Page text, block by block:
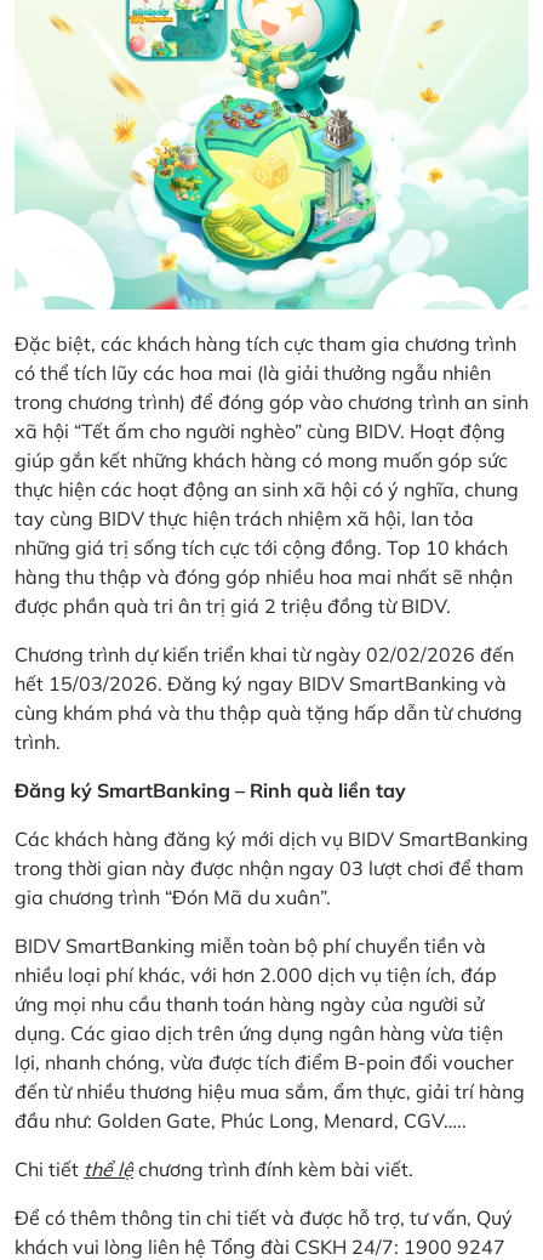
Đặc biệt, các khách hàng tích cực tham gia chương trình
có thể tích lũy các hoa mai (là giải thưởng ngẫu nhiên
trong chương trình) để đóng góp vào chương trình an sinh
xã hội “Tết ấm cho người nghèo” cùng BIDV. Hoạt động
giúp gắn kết những khách hàng có mong muốn góp sức
thực hiện các hoạt động an sinh xã hội có ý nghĩa, chung
tay cùng BIDV thực hiện trách nhiệm xã hội, lan tỏa
những giá trị sống tích cực tới cộng đồng. Top 10 khách
hàng thu thập và đóng góp nhiều hoa mai nhất sẽ nhận
được phần quà tri ân trị giá 2 triệu đồng từ BIDV.
Chương trình dự kiến triển khai từ ngày 02/02/2026 đến
hết 15/03/2026. Đăng ký ngay BIDV SmartBanking và
cùng khám phá và thu thập quà tặng hấp dẫn từ chương
trình.
Đăng ký SmartBanking – Rinh quà liền tay
Các khách hàng đăng ký mới dịch vụ BIDV SmartBanking
trong thời gian này được nhận ngay 03 lượt chơi để tham
gia chương trình “Đón Mã du xuân”.
BIDV SmartBanking miễn toàn bộ phí chuyển tiền và
nhiều loại phí khác, với hơn 2.000 dịch vụ tiện ích, đáp
ứng mọi nhu cầu thanh toán hàng ngày của người sử
dụng. Các giao dịch trên ứng dụng ngân hàng vừa tiện
lợi, nhanh chóng, vừa được tích điểm B-poin đổi voucher
đến từ nhiều thương hiệu mua sắm, ẩm thực, giải trí hàng
đầu như: Golden Gate, Phúc Long, Menard, CGV…..
Chi tiết thể lệchương trình đính kèm bài viết.
Để có thêm thông tin chi tiết và được hỗ trợ, tư vấn, Quý
khách vui lòng liên hệ Tổng đài CSKH 24/7: 1900 9247